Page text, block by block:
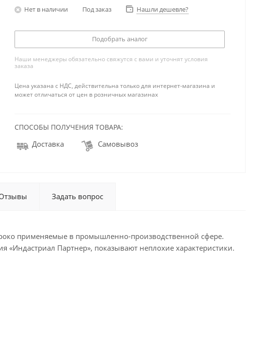
Нет в наличии Под заказ Нашли дешевле?
Подобрать аналог
Наши менеджеры обязательно свяжутся с вами и уточнят условия
заказа
Цена указана с НДС, действительна только для интернет-магазина и
может отличаться от цен в розничных магазинах
СПОСОБЫ ПОЛУЧЕНИЯ ТОВАРА:
Доставка Самовывоз
Задать вопрос
применяемые в промышленно-производственной сфере.
Партнер», показывают неплохие характеристики.